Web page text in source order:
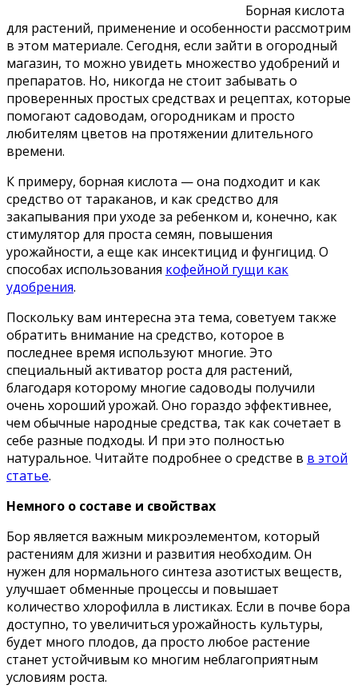
Борная кислота
для растений, применение и особенности рассмотрим
в этом материале. Сегодня, если зайти в огородный
магазин, то можно увидеть множество удобрений и
препаратов. Но, никогда не стоит забывать о
проверенных простых средствах и рецептах, которые
помогают садоводам, огородникам и просто
любителям цветов на протяжении длительного
времени.
К примеру, борная кислота — она подходит и как
средство от тараканов, и как средство для
закапывания при уходе за ребенком и, конечно, как
стимулятор для проста семян, повышения
урожайности, а еще как инсектицид и фунгицид. О
способах использования кофейной гущи как
удобрения.
Поскольку вам интересна эта тема, советуем также
обратить внимание на средство, которое в
последнее время используют многие. Это
специальный активатор роста для растений,
благодаря которому многие садоводы получили
очень хороший урожай. Оно гораздо эффективнее,
чем обычные народные средства, так как сочетает в
себе разные подходы. И при это полностью
натуральное. Читайте подробнее о средстве в в этой
статье.
Немного о составе и свойствах
Бор является важным микроэлементом, который
растениям для жизни и развития необходим. Он
нужен для нормального синтеза азотистых веществ,
улучшает обменные процессы и повышает
количество хлорофилла в листиках. Если в почве бора
доступно, то увеличиться урожайность культуры,
будет много плодов, да просто любое растение
станет устойчивым ко многим неблагоприятным
условиям роста.